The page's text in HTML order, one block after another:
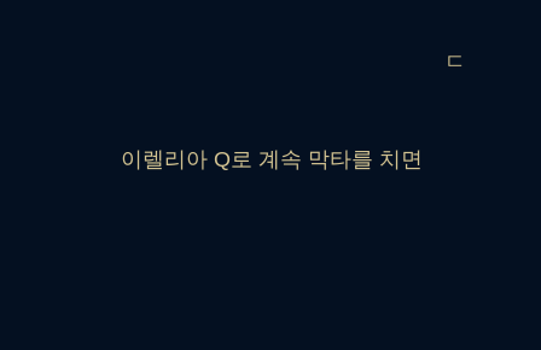
ㄷ
이렐리아 Q로 계속 막타를 치면